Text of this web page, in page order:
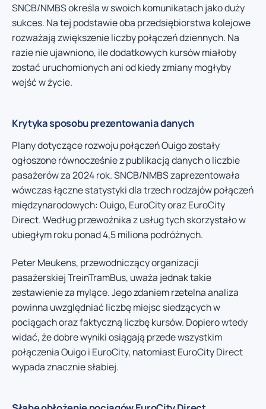
SNCB/NMBS określa w swoich komunikatach jako duży
sukces. Na tej podstawie oba przedsiębiorstwa kolejowe
rozważają zwiększenie liczby połączeń dziennych. Na
razie nie ujawniono, ile dodatkowych kursów miałoby
zostać uruchomionych ani od kiedy zmiany mogłyby
wejść w życie.
Krytyka sposobu prezentowania danych
Plany dotyczące rozwoju połączeń Ouigo zostały
ogłoszone równocześnie z publikacją danych o liczbie
pasażerów za 2024 rok. SNCB/NMBS zaprezentowała
wówczas łączne statystyki dla trzech rodzajów połączeń
międzynarodowych: Ouigo, EuroCity oraz EuroCity
Direct. Według przewoźnika z usług tych skorzystało w
ubiegłym roku ponad 4,5 miliona podróżnych.
Peter Meukens, przewodniczący organizacji
pasażerskiej TreinTramBus, uważa jednak takie
zestawienie za mylące. Jego zdaniem rzetelna analiza
powinna uwzględniać liczbę miejsc siedzących w
pociągach oraz faktyczną liczbę kursów. Dopiero wtedy
widać, że dobre wyniki osiągają przede wszystkim
połączenia Ouigo i EuroCity, natomiast EuroCity Direct
wypada znacznie słabiej.